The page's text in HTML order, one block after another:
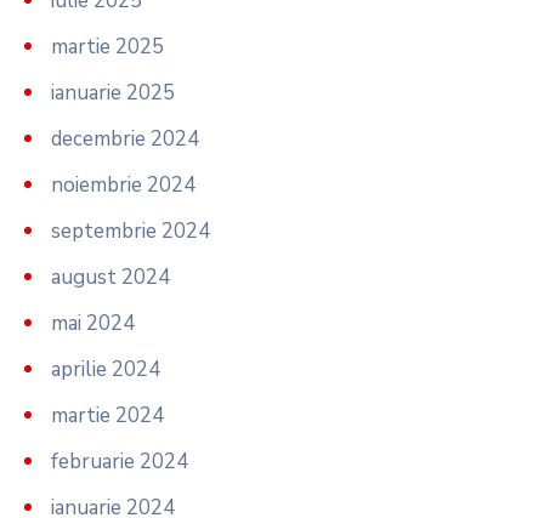
martie 2025
ianuarie 2025
decembrie 2024
noiembrie 2024
septembrie 2024
august 2024
mai 2024
aprilie 2024
martie 2024
februarie 2024
ianuarie 2024